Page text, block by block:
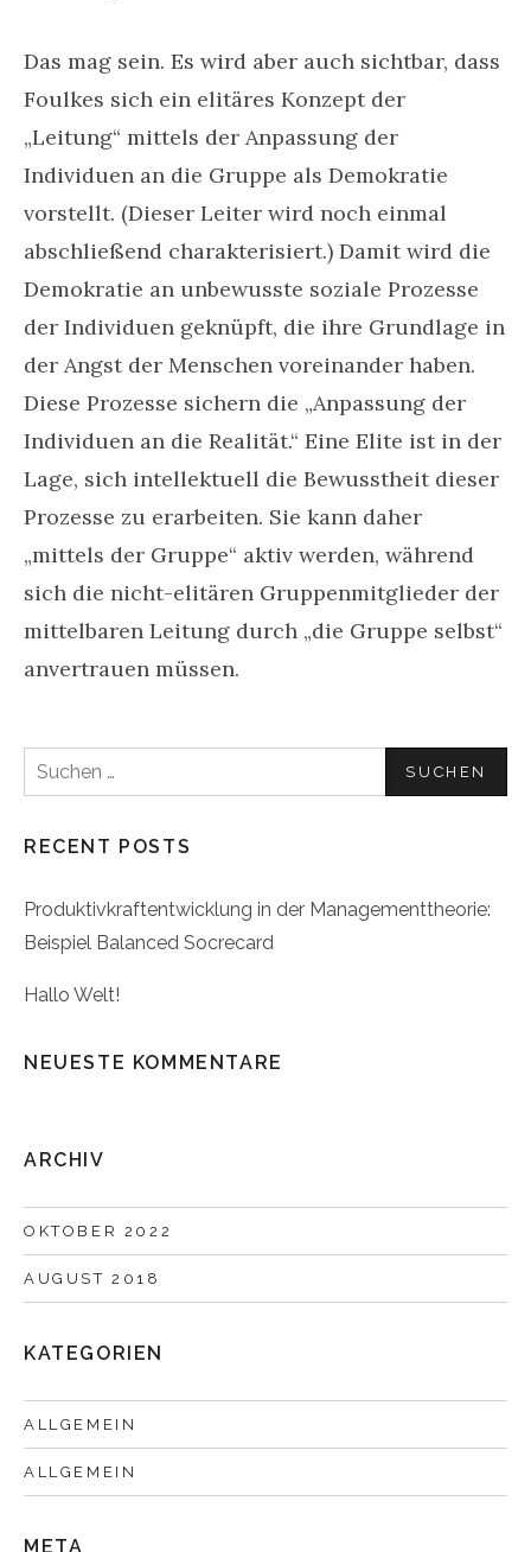
Das mag sein. Es wird aber auch sichtbar, dass
Foulkes sich ein elitäres Konzept der
„Leitung“ mittels der Anpassung der
Individuen an die Gruppe als Demokratie
vorstellt. (Dieser Leiter wird noch einmal
abschließend charakterisiert.) Damit wird die
Demokratie an unbewusste soziale Prozesse
der Individuen geknüpft, die ihre Grundlage in
der Angst der Menschen voreinander haben.
Diese Prozesse sichern die „Anpassung der
Individuen an die Realität.“ Eine Elite ist in der
Lage, sich intellektuell die Bewusstheit dieser
Prozesse zu erarbeiten. Sie kann daher
„mittels der Gruppe“ aktiv werden, während
sich die nicht-elitären Gruppenmitglieder der
mittelbaren Leitung durch „die Gruppe selbst“
anvertrauen müssen.
Suchen
nach:
RECENT POSTS
Produktivkraftentwicklung in der Managementtheorie:
Beispiel Balanced Socrecard
Hallo Welt!
NEUESTE KOMMENTARE
ARCHIV
OKTOBER 2022
AUGUST 2018
KATEGORIEN
ALLGEMEIN
ALLGEMEIN
META